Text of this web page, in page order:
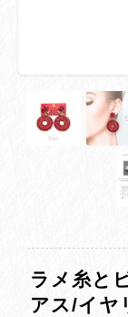
ラメ糸と
アス/イヤ